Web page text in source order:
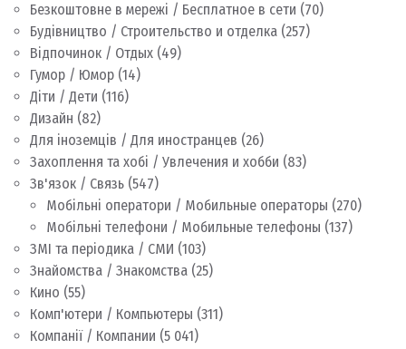
Безкоштовне в мережі / Бесплатное в сети (70)
Будівництво / Строительство и отделка (257)
Відпочинок / Отдых (49)
Гумор / Юмор (14)
Діти / Дети (116)
Дизайн (82)
Для іноземців / Для иностранцев (26)
Захоплення та хобі / Увлечения и хобби (83)
Зв'язок / Связь (547)
Мобільні оператори / Мобильные операторы (270)
Мобільні телефони / Мобильные телефоны (137)
ЗМІ та періодика / СМИ (103)
Знайомства / Знакомства (25)
Кино (55)
Комп'ютери / Компьютеры (311)
Компанії / Компании (5 041)